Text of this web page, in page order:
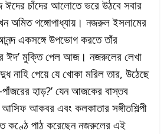
চাঁদের আলোতে ভরে উঠবে সবার
অমিত গঙ্গোপাধ্যায়। নজরুল ইসলামের
আনন্দ একসঙ্গে উপভোগ করতে তাঁর
ঈদ’ মুক্তি পেল আজ। নজরুলের লেখা
নাহি পেয়ে যে খোকা মরিল তার, উঠেছে
হাড়?’ যেন আজকের বাস্তব
আসিফ আকবর এবং কলকাতার সঙ্গীতশিল্পী
কণ্ঠে পাঠ করেছেন নজরুলের এই